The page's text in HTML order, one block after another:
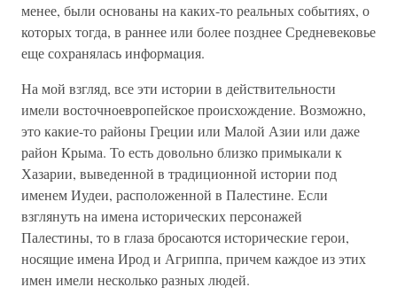
менее, были основаны на каких-то реальных событиях, о
которых тогда, в раннее или более позднее Средневековье
еще сохранялась информация.
На мой взгляд, все эти истории в действительности
имели восточноевропейское происхождение. Возможно,
это какие-то районы Греции или Малой Азии или даже
район Крыма. То есть довольно близко примыкали к
Хазарии, выведенной в традиционной истории под
именем Иудеи, расположенной в Палестине. Если
взглянуть на имена исторических персонажей
Палестины, то в глаза бросаются исторические герои,
носящие имена Ирод и Агриппа, причем каждое из этих
имен имели несколько разных людей.